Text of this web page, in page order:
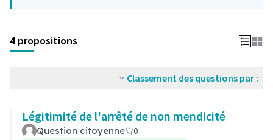
4 propositions
Classement des questions par :
Légitimité de l'arrêté de non mendicité
Question citoyenne
0